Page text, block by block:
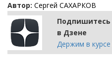
Автор: Сергей САХАРКОВ
в Дзене
Держим в